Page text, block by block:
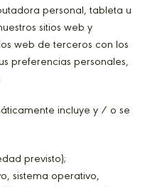
personal, tableta u
sitios web y
web de terceros con los
preferencias personales,
incluye y / o se
previsto);
sistema operativo,